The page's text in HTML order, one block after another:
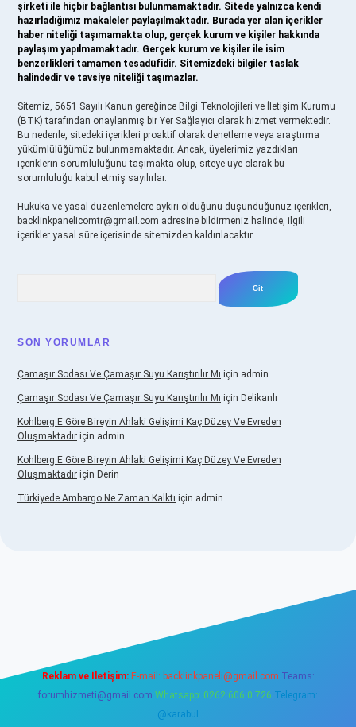
şirketi ile hiçbir bağlantısı bulunmamaktadır. Sitede yalnızca kendi
hazırladığımız makaleler paylaşılmaktadır. Burada yer alan içerikler
haber niteliği taşımamakta olup, gerçek kurum ve kişiler hakkında
paylaşım yapılmamaktadır. Gerçek kurum ve kişiler ile isim
benzerlikleri tamamen tesadüfidir. Sitemizdeki bilgiler taslak
halindedir ve tavsiye niteliği taşımazlar.
Sitemiz, 5651 Sayılı Kanun gereğince Bilgi Teknolojileri ve İletişim Kurumu
(BTK) tarafından onaylanmış bir Yer Sağlayıcı olarak hizmet vermektedir.
Bu nedenle, sitedeki içerikleri proaktif olarak denetleme veya araştırma
yükümlülüğümüz bulunmamaktadır. Ancak, üyelerimiz yazdıkları
içeriklerin sorumluluğunu taşımakta olup, siteye üye olarak bu
sorumluluğu kabul etmiş sayılırlar.
Hukuka ve yasal düzenlemelere aykırı olduğunu düşündüğünüz içerikleri,
backlinkpanelicomtr@gmail.com adresine bildirmeniz halinde, ilgili
içerikler yasal süre içerisinde sitemizden kaldırılacaktır.
SON YORUMLAR
Çamaşır Sodası Ve Çamaşır Suyu Karıştırılır Mı için admin
Çamaşır Sodası Ve Çamaşır Suyu Karıştırılır Mı için Delikanlı
Kohlberg E Göre Bireyin Ahlaki Gelişimi Kaç Düzey Ve Evreden
Oluşmaktadır için admin
Kohlberg E Göre Bireyin Ahlaki Gelişimi Kaç Düzey Ve Evreden
Oluşmaktadır için Derin
Türkiyede Ambargo Ne Zaman Kalktı için admin
Reklam ve İletişim: E-mail: backlinkpaneli@gmail.com Teams:
forumhizmeti@gmail.com Whatsapp: 0262 606 0 726 Telegram:
@karabul